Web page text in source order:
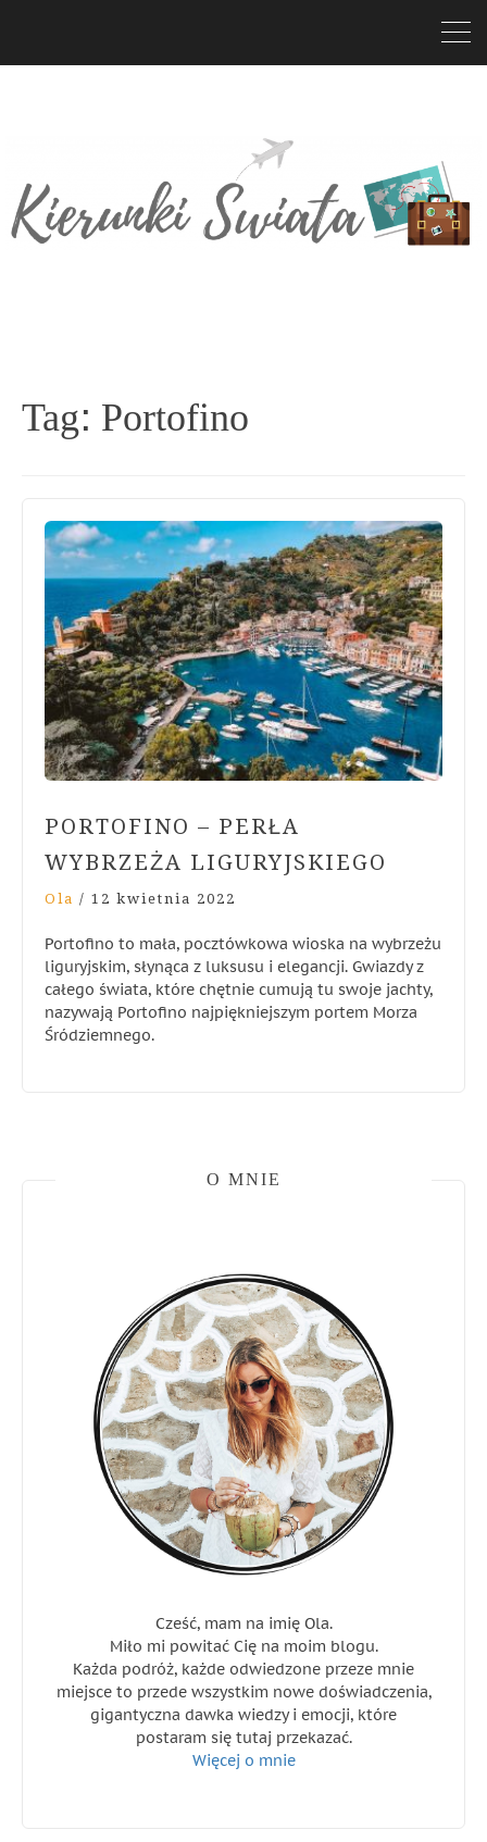
Tag: Portofino
PORTOFINO – PERŁA
WYBRZEŻA LIGURYJSKIEGO
Ola / 12 kwietnia 2022
Portofino to mała, pocztówkowa wioska na wybrzeżu
liguryjskim, słynąca z luksusu i elegancji. Gwiazdy z
całego świata, które chętnie cumują tu swoje jachty,
nazywają Portofino najpiękniejszym portem Morza
Śródziemnego.
O MNIE
Cześć, mam na imię Ola.
Miło mi powitać Cię na moim blogu.
Każda podróż, każde odwiedzone przeze mnie
miejsce to przede wszystkim nowe doświadczenia,
gigantyczna dawka wiedzy i emocji, które
postaram się tutaj przekazać.
Więcej o mnie